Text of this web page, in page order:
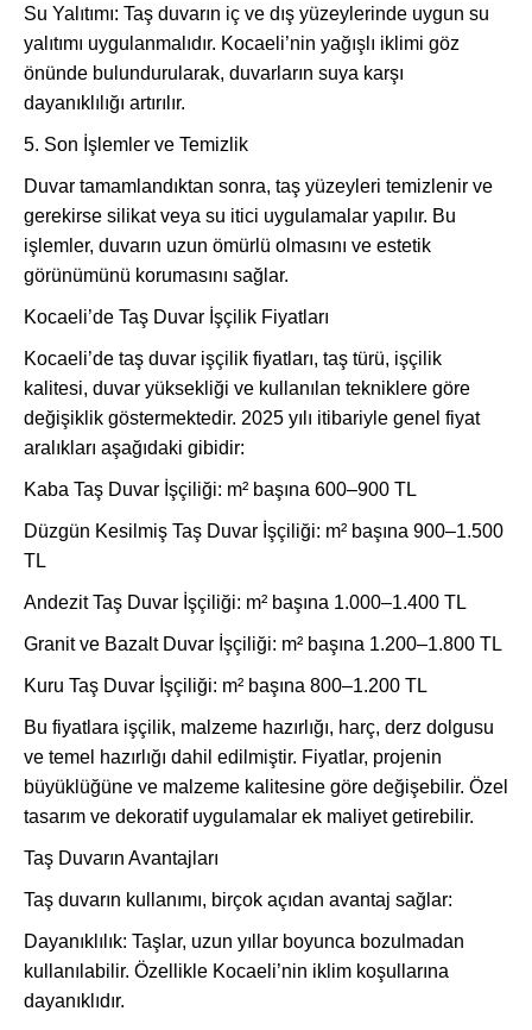
Su Yalıtımı: Taş duvarın iç ve dış yüzeylerinde uygun su
yalıtımı uygulanmalıdır. Kocaeli’nin yağışlı iklimi göz
önünde bulundurularak, duvarların suya karşı
dayanıklılığı artırılır.
5. Son İşlemler ve Temizlik
Duvar tamamlandıktan sonra, taş yüzeyleri temizlenir ve
gerekirse silikat veya su itici uygulamalar yapılır. Bu
işlemler, duvarın uzun ömürlü olmasını ve estetik
görünümünü korumasını sağlar.
Kocaeli’de Taş Duvar İşçilik Fiyatları
Kocaeli’de taş duvar işçilik fiyatları, taş türü, işçilik
kalitesi, duvar yüksekliği ve kullanılan tekniklere göre
değişiklik göstermektedir. 2025 yılı itibariyle genel fiyat
aralıkları aşağıdaki gibidir:
Kaba Taş Duvar İşçiliği: m² başına 600–900 TL
Düzgün Kesilmiş Taş Duvar İşçiliği: m² başına 900–1.500
TL
Andezit Taş Duvar İşçiliği: m² başına 1.000–1.400 TL
Granit ve Bazalt Duvar İşçiliği: m² başına 1.200–1.800 TL
Kuru Taş Duvar İşçiliği: m² başına 800–1.200 TL
Bu fiyatlara işçilik, malzeme hazırlığı, harç, derz dolgusu
ve temel hazırlığı dahil edilmiştir. Fiyatlar, projenin
büyüklüğüne ve malzeme kalitesine göre değişebilir. Özel
tasarım ve dekoratif uygulamalar ek maliyet getirebilir.
Taş Duvarın Avantajları
Taş duvarın kullanımı, birçok açıdan avantaj sağlar:
Dayanıklılık: Taşlar, uzun yıllar boyunca bozulmadan
kullanılabilir. Özellikle Kocaeli’nin iklim koşullarına
dayanıklıdır.